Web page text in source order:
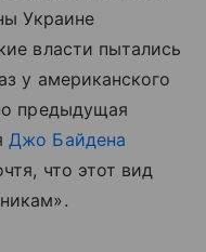
Украине
власти пытались
у американского
предыдущая
Джо Байдена
что этот вид